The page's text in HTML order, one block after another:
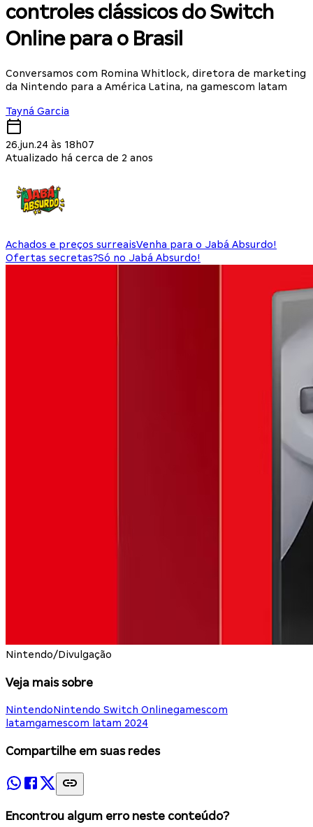
controles clássicos do Switch
Online para o Brasil
Conversamos com Romina Whitlock, diretora de marketing
da Nintendo para a América Latina, na gamescom latam
Tayná Garcia
26.jun.24 às 18h07
Atualizado há cerca de 2 anos
Achados e preços surreaisVenha para o Jabá Absurdo!
Ofertas secretas?Só no Jabá Absurdo!
Nintendo/Divulgação
Veja mais sobre
NintendoNintendo Switch Onlinegamescom
latamgamescom latam 2024
Compartilhe em suas redes
Encontrou algum erro neste conteúdo?